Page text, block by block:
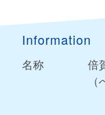
Information
名称
倍